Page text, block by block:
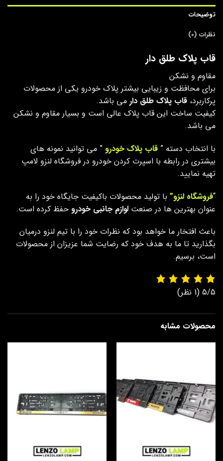
توضیحات
نظرات (0)
قاب پلاک طلق دار
مقاوم و نشکن
برای محافظت و زیبایی بیشتر پلاک خودرو یکی از محصولات
پرکاربرد، قاب پلاک طلق دار می باشد.
کیفیت ساخت این قاب پلاک عالی است و بسیار مقاوم و نشکن
می باشد.
با انتخاب دسته ” قاب پلاک خودرو ” می توانید نمونه های
بیشتری در رابطه با اسپرت کردن خودرو در فروشگاه لنزو لامپ
تهیه نمایید.
“فروشگاه لنزو” با تولید محصولات باکیفیت جایگاه خود را به
عنوان بهترین ها در صنعت لوازم جانبی خودرو حفظ کرده است.
باعث افتخار ما خواهد بود که نظرات خود را با تیم لنزو درمیان
بگذارید تا ما به هدف خود که رضایت شما عزیزان از محصولات
است، برسیم.
5/5 (1 نظر)
محصولات مشابه